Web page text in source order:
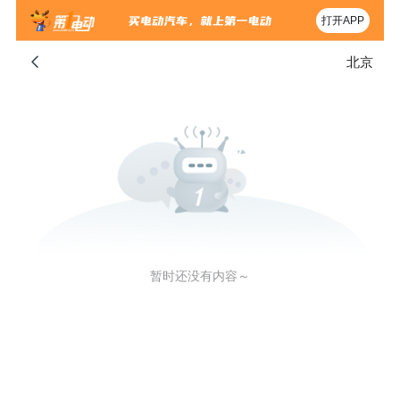
打开APP
北京
暂时还没有内容～